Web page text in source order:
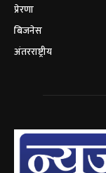
प्रेरणा
बिजनेस
अंतरराष्ट्रीय